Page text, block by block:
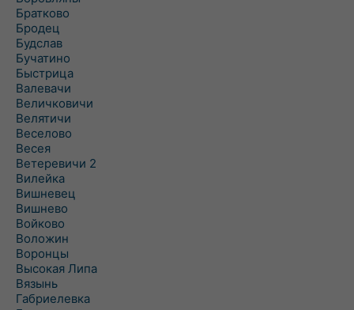
Братково
Бродец
Будслав
Бучатино
Быстрица
Валевачи
Величковичи
Велятичи
Веселово
Весея
Ветеревичи 2
Вилейка
Вишневец
Вишнево
Войково
Воложин
Воронцы
Высокая Липа
Вязынь
Габриелевка